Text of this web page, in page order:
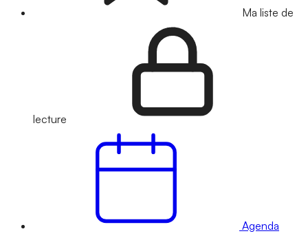
Ma liste de
lecture
Agenda